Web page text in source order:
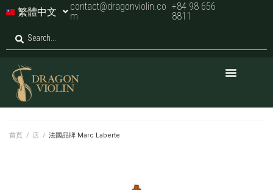
繁體中文
contact@dragonviolin.co
m
+84 98 656
8811
首頁 / 店 / 法國品牌 Marc Laberte